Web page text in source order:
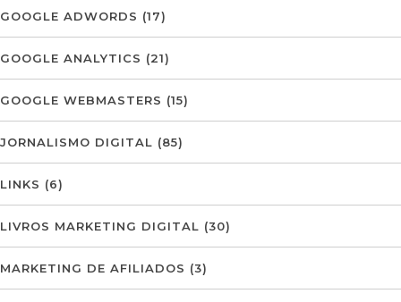
GOOGLE ADWORDS (17)
GOOGLE ANALYTICS (21)
GOOGLE WEBMASTERS (15)
JORNALISMO DIGITAL (85)
LINKS (6)
LIVROS MARKETING DIGITAL (30)
MARKETING DE AFILIADOS (3)